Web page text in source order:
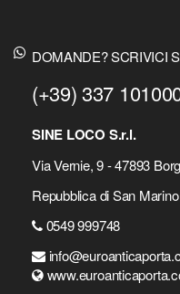
DOMANDE? SCRIVICI
(+39) 337
SINE LOCO S.r.l.
Via Vernie, 9 - 47893
Repubblica di San
0549 999748